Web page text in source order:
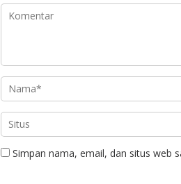
Simpan nama, email, dan situs web